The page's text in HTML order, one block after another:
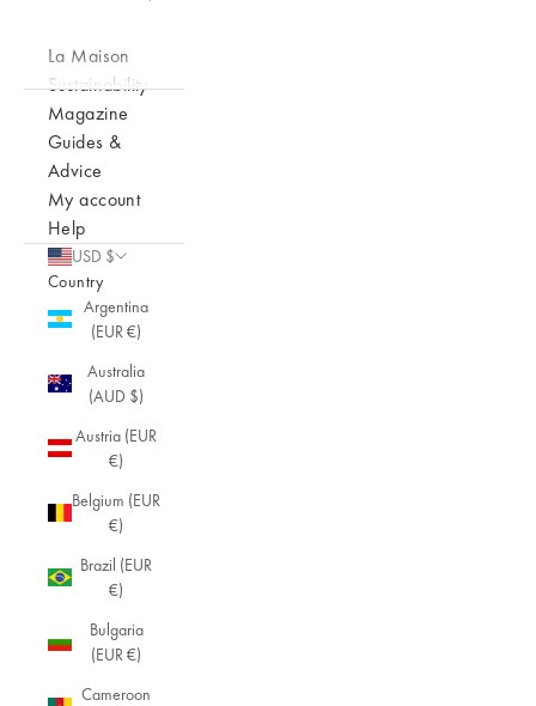
La Maison
Sustainability
Magazine
Guides &
Advice
My account
Help
USD $
Country
Argentina
(EUR €)
Australia
(AUD $)
Austria (EUR
€)
Belgium (EUR
€)
Brazil (EUR
€)
Bulgaria
(EUR €)
Cameroon